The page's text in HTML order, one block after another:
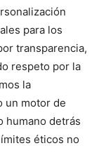
para los
transparencia,
respeto por la
la
un motor de
humano detrás
éticos no